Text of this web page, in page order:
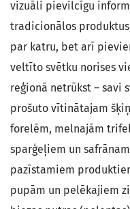
vizuāli pievilcīgu
tradicionālos
par katru, bet arī
veltīto svētku norises
reģionā netrūkst –
prošuto vītinātajam
forelēm, melnajām
sparģeļiem un
pazīstamiem
pupām un pelēkajiem